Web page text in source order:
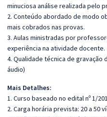
minuciosa análise realizada pelo
2. Conteúdo abordado de modo
mais cobrados nas provas.
3. Aulas ministradas por
experiência na atividade docente.
4. Qualidade técnica de gravação
áudio)
Mais Detalhes:
1. Curso baseado no edital nº 1/
2. Carga horária prevista: 20 a 50